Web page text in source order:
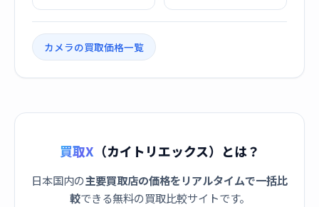
カメラの買取価格一覧
買取X （カイトリエックス）とは？
日本国内の主要買取店の価格をリアルタイムで一括比
較できる無料の買取比較サイトです。